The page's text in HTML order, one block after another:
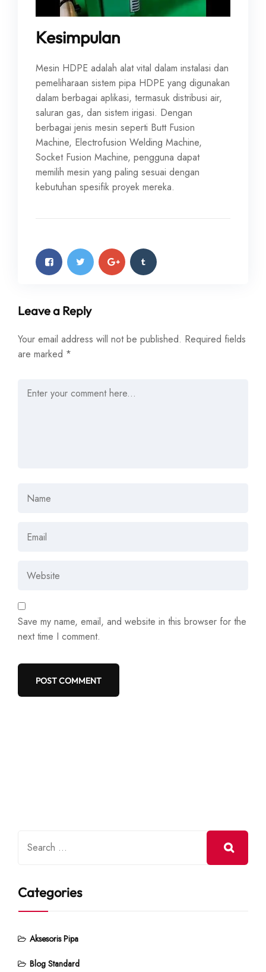
Kesimpulan
Mesin HDPE adalah alat vital dalam instalasi dan
pemeliharaan sistem pipa HDPE yang digunakan
dalam berbagai aplikasi, termasuk distribusi air,
saluran gas, dan sistem irigasi. Dengan
berbagai jenis mesin seperti Butt Fusion
Machine, Electrofusion Welding Machine,
Socket Fusion Machine, pengguna dapat
memilih mesin yang paling sesuai dengan
kebutuhan spesifik proyek mereka.
Leave a Reply
Your email address will not be published. Required fields
are marked *
Save my name, email, and website in this browser for the
next time I comment.
Categories
Aksesoris Pipa
Blog Standard